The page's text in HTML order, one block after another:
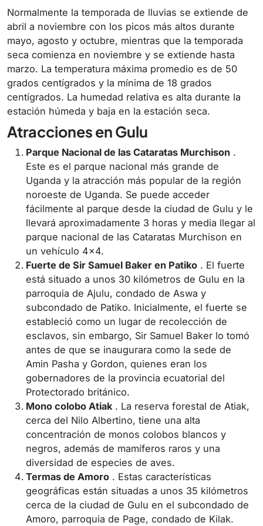
Normalmente la temporada de lluvias se extiende de
abril a noviembre con los picos más altos durante
mayo, agosto y octubre, mientras que la temporada
seca comienza en noviembre y se extiende hasta
marzo. La temperatura máxima promedio es de 50
grados centígrados y la mínima de 18 grados
centígrados. La humedad relativa es alta durante la
estación húmeda y baja en la estación seca.
Atracciones en Gulu
Parque Nacional de las Cataratas Murchison .
Este es el parque nacional más grande de
Uganda y la atracción más popular de la región
noroeste de Uganda. Se puede acceder
fácilmente al parque desde la ciudad de Gulu y le
llevará aproximadamente 3 horas y media llegar al
parque nacional de las Cataratas Murchison en
un vehículo 4×4.
Fuerte de Sir Samuel Baker en Patiko . El fuerte
está situado a unos 30 kilómetros de Gulu en la
parroquia de Ajulu, condado de Aswa y
subcondado de Patiko. Inicialmente, el fuerte se
estableció como un lugar de recolección de
esclavos, sin embargo, Sir Samuel Baker lo tomó
antes de que se inaugurara como la sede de
Amin Pasha y Gordon, quienes eran los
gobernadores de la provincia ecuatorial del
Protectorado británico.
Mono colobo Atiak . La reserva forestal de Atiak,
cerca del Nilo Albertino, tiene una alta
concentración de monos colobos blancos y
negros, además de mamíferos raros y una
diversidad de especies de aves.
Termas de Amoro . Estas características
geográficas están situadas a unos 35 kilómetros
cerca de la ciudad de Gulu en el subcondado de
Amoro, parroquia de Page, condado de Kilak.